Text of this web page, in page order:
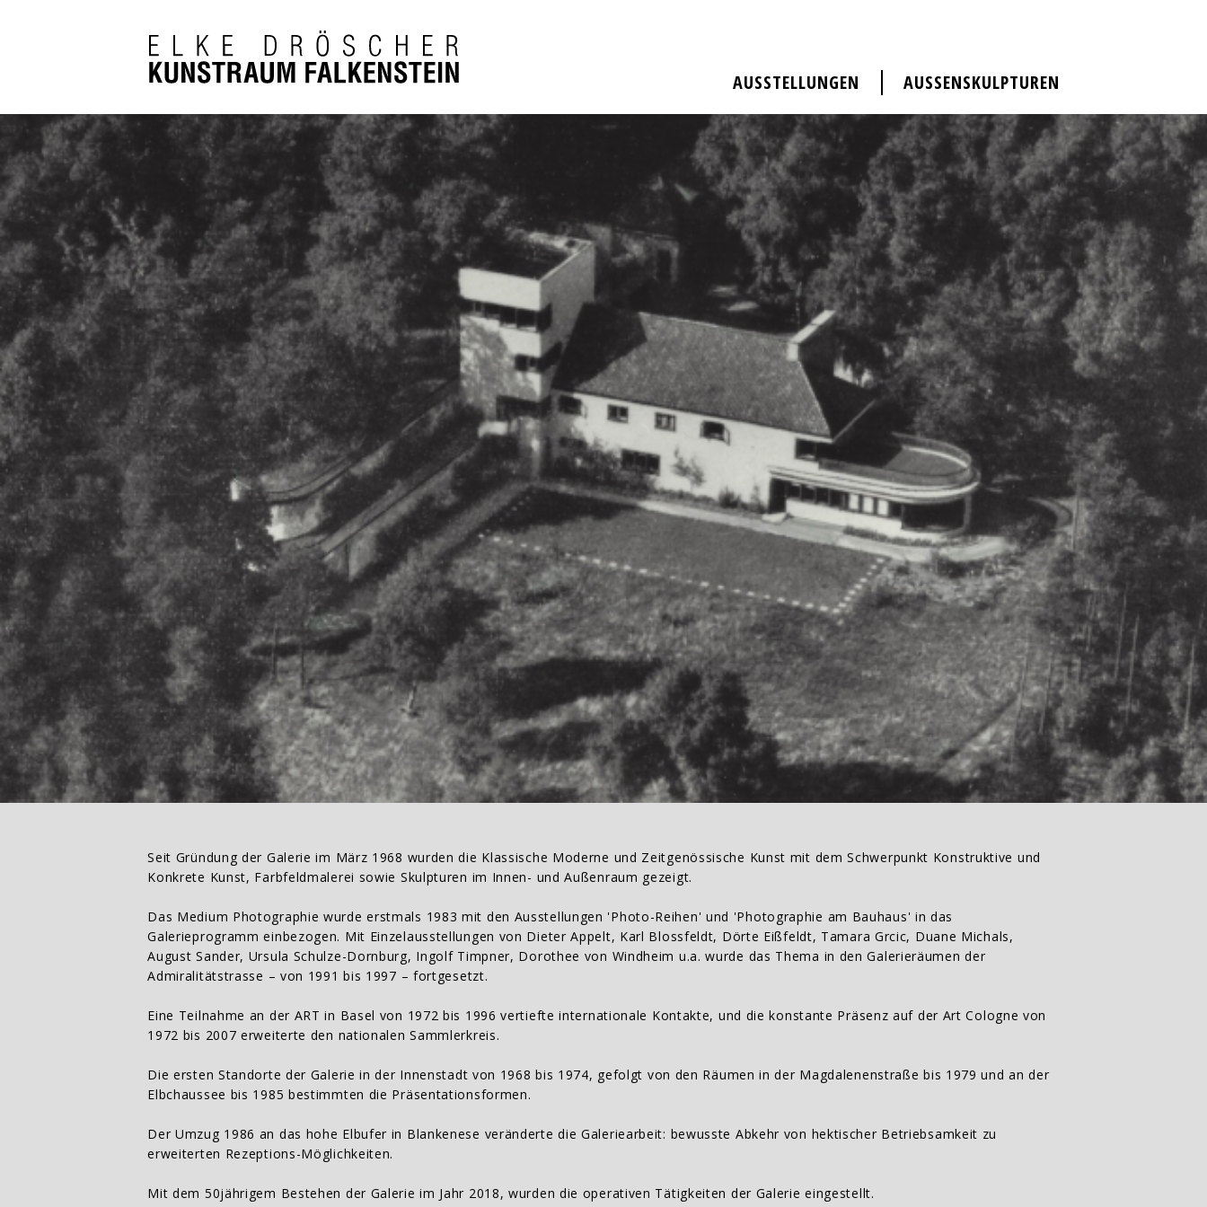
AUSSTELLUNGEN AUSSENSKULPTUREN
Seit Gründung der Galerie im März 1968 wurden die Klassische Moderne und Zeitgenössische Kunst mit dem Schwerpunkt Konstruktive und
Konkrete Kunst, Farbfeldmalerei sowie Skulpturen im Innen- und Außenraum gezeigt.
Das Medium Photographie wurde erstmals 1983 mit den Ausstellungen 'Photo-Reihen' und 'Photographie am Bauhaus' in das
Galerieprogramm einbezogen. Mit Einzelausstellungen von Dieter Appelt, Karl Blossfeldt, Dörte Eißfeldt, Tamara Grcic, Duane Michals,
August Sander, Ursula Schulze-Dornburg, Ingolf Timpner, Dorothee von Windheim u.a. wurde das Thema in den Galerieräumen der
Admiralitätstrasse – von 1991 bis 1997 – fortgesetzt.
Eine Teilnahme an der ART in Basel von 1972 bis 1996 vertiefte internationale Kontakte, und die konstante Präsenz auf der Art Cologne von
1972 bis 2007 erweiterte den nationalen Sammlerkreis.
Die ersten Standorte der Galerie in der Innenstadt von 1968 bis 1974, gefolgt von den Räumen in der Magdalenenstraße bis 1979 und an der
Elbchaussee bis 1985 bestimmten die Präsentationsformen.
Der Umzug 1986 an das hohe Elbufer in Blankenese veränderte die Galeriearbeit: bewusste Abkehr von hektischer Betriebsamkeit zu
erweiterten Rezeptions-Möglichkeiten.
Mit dem 50jährigem Bestehen der Galerie im Jahr 2018, wurden die operativen Tätigkeiten der Galerie eingestellt.